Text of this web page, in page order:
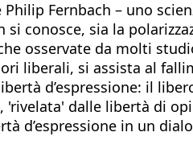
Fernbach – uno
conosce, sia la
osservate da molti
liberali, si assista al
d’espressione: il
dalle libertà di
d’espressione in un